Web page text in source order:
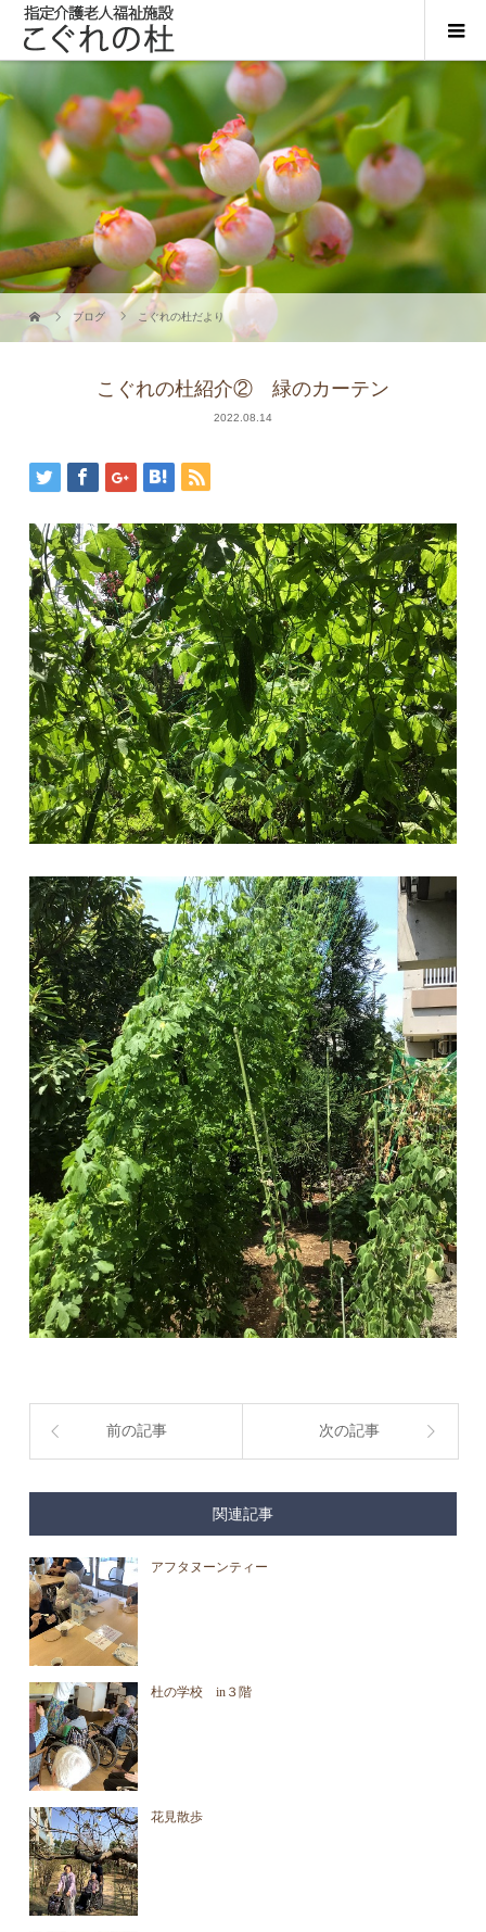
ブログ こぐれの杜だより
こぐれの杜紹介② 緑のカーテン
2022.08.14
前の記事 次の記事
関連記事
アフタヌーンティー
杜の学校 in３階
花見散歩